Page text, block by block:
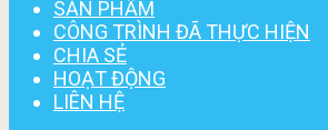
SẢN PHẨM
CÔNG TRÌNH ĐÃ THỰC HIỆN
CHIA SẺ
HOẠT ĐỘNG
LIÊN HỆ